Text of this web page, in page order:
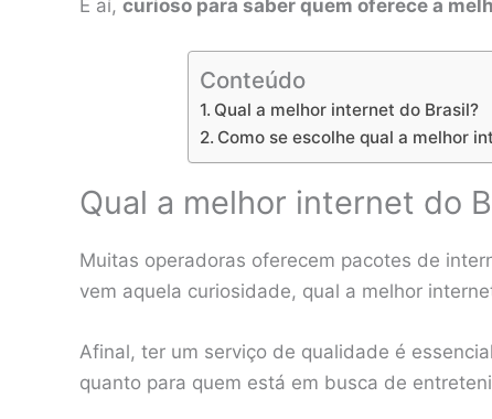
E aí, curioso para saber quem oferece a
Conteúdo
Qual a melhor internet do Brasil?
Como se escolhe qual a melhor
Qual a melhor internet do
Muitas operadoras oferecem pacotes de
vem aquela curiosidade, qual a melhor
Afinal, ter um serviço de qualidade é
quanto para quem está em busca de